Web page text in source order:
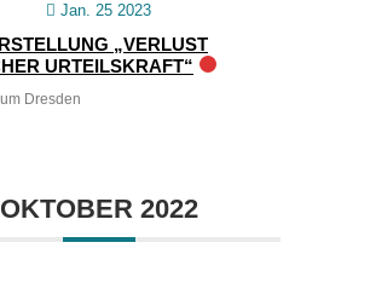
Jan. 25 2023
„VERLUST
URTEILSKRAFT“
Dresden
OKTOBER 2022